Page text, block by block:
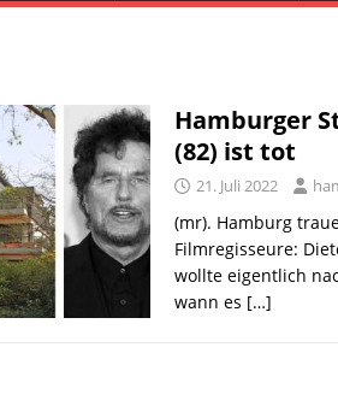
Hamburger
(82) ist tot
21. Juli 2022
(mr). Hamburg
Filmregisseure:
wollte eigentlich
wann es […]